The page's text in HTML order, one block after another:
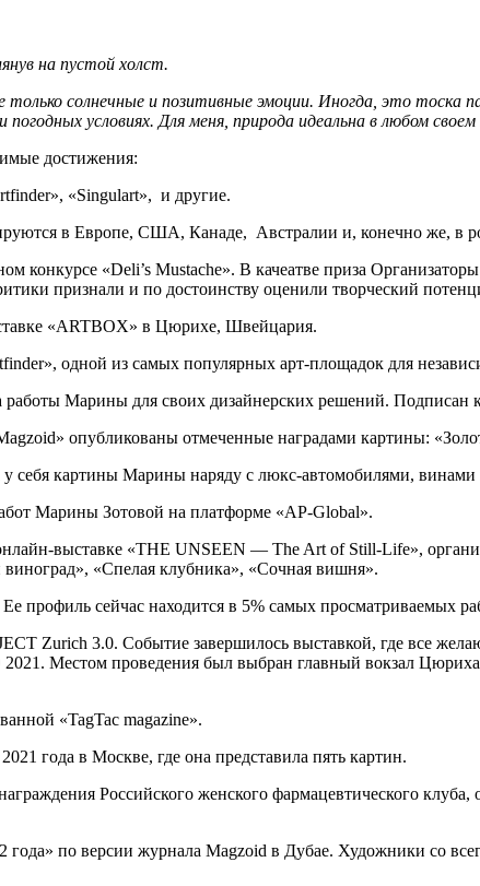
на пустой холст.
солнечные и позитивные эмоции. Иногда, это тоска
условиях. Для меня, природа идеальна в любом своем
достижения:
«Singulart», и другие.
в Европе, США, Канаде, Австралии и, конечно же, в
конкурсе «Deli’s Mustache». В качеатве приза
признали и по достоинству оценили творческий
«ARTBOX» в Цюрихе, Швейцария.
одной из самых популярных арт-площадок для
Марины для своих дизайнерских решений. Подписан
опубликованы отмеченные наградами картины:
себя картины Марины наряду с люкс-автомобилями,
Марины Зотовой на платформе «AP-Global».
выставке «THE UNSEEN — The Art of Still-Life»,
«Спелая клубника», «Сочная вишня».
сейчас находится в 5% самых просматриваемых
Zurich 3.0. Событие завершилось выставкой, где все
Местом проведения был выбран главный вокзал
«TagTac magazine».
года в Москве, где она представила пять картин.
Российского женского фармацевтического
по версии журнала Magzoid в Дубае. Художники со